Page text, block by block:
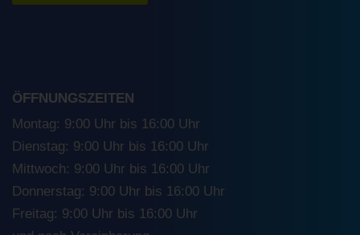
ÖFFNUNGSZEITEN
Montag: 9:00 Uhr bis 16:00 Uhr
Dienstag: 9:00 Uhr bis 16:00 Uhr
Mittwoch: 9:00 Uhr bis 16:00 Uhr
Donnerstag: 9:00 Uhr bis 16:00 Uhr
Freitag: 9:00 Uhr bis 16:00 Uhr